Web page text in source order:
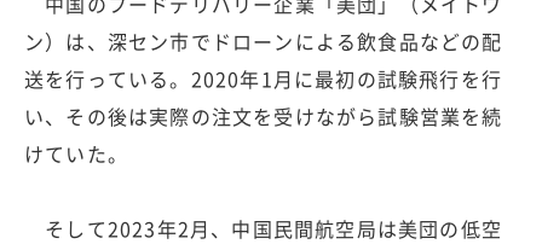
ン）は、深セン市でドローンによる飲食品などの配
送を行っている。2020年1月に最初の試験飛行を行
い、その後は実際の注文を受けながら試験営業を続
けていた。
そして2023年2月、中国民間航空局は美団の低空